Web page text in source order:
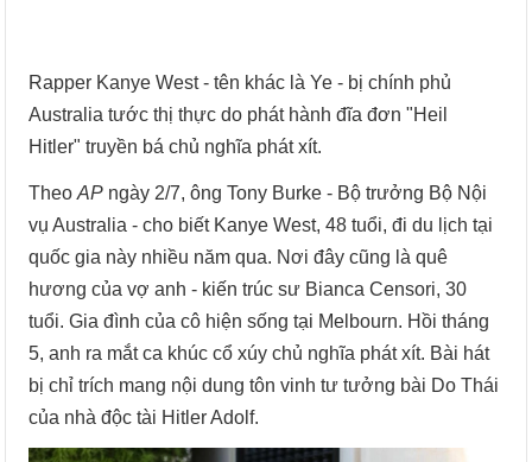
Rapper Kanye West - tên khác là Ye - bị chính phủ
Australia tước thị thực do phát hành đĩa đơn "Heil
Hitler" truyền bá chủ nghĩa phát xít.
TheoAP ngày 2/7, ông Tony Burke - Bộ trưởng Bộ Nội
vụ Australia - cho biết Kanye West, 48 tuổi, đi du lịch tại
quốc gia này nhiều năm qua. Nơi đây cũng là quê
hương của vợ anh - kiến trúc sư Bianca Censori, 30
tuổi. Gia đình của cô hiện sống tại Melbourn. Hồi tháng
5, anh ra mắt ca khúc cổ xúy chủ nghĩa phát xít. Bài hát
bị chỉ trích mang nội dung tôn vinh tư tưởng bài Do Thái
của nhà độc tài Hitler Adolf.